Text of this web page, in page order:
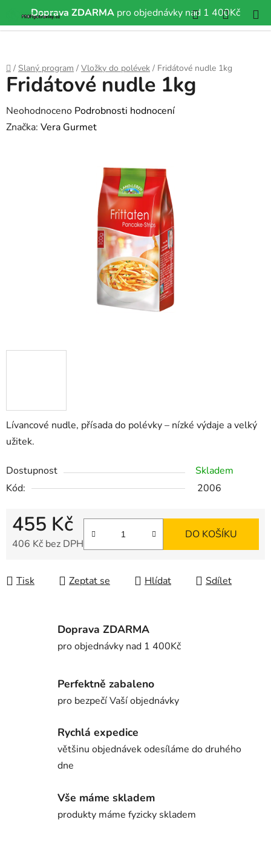
Doprava ZDARMA pro objednávky nad 1 400Kč
Přejít
Hledat
KOŠÍK
Domů
/ Slaný program / Vložky do polévek / Fridátové nudle 1kg
Lívancové nudle, přísada do polévky – nízké výdaje a velký
užitek.
Dostupnost
Skladem
Kód:
2006
455 Kč
406 Kč bez DPH
DO KOŠÍKU
Tisk Zeptat se Hlídat Sdílet
Fridátové nudle 1kg
Průměrné
hodnocení
Neohodnoceno Podrobnosti hodnocení
Značka: Vera Gurmet
Doprava ZDARMA
pro objednávky nad 1 400Kč
Perfektně zabaleno
pro bezpečí Vaší objednávky
Rychlá expedice
většinu objednávek odesíláme do druhého
dne
Vše máme skladem
produkty máme fyzicky skladem